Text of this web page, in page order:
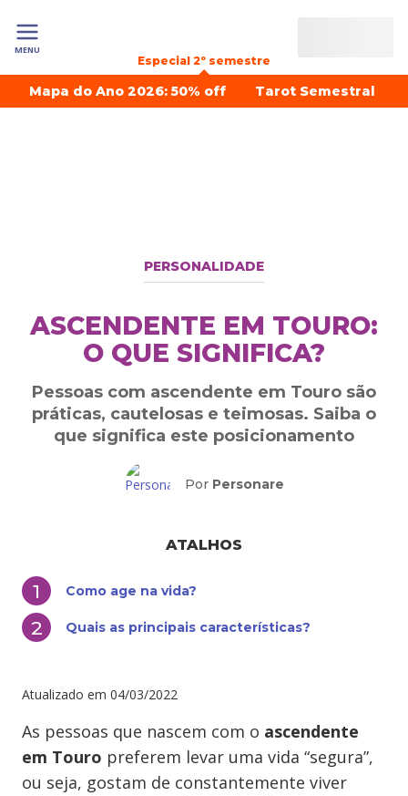
MENU
Especial 2º semestre
Mapa do Ano 2026: 50% off Tarot Semestral
PERSONALIDADE
ASCENDENTE EM TOURO:
O QUE SIGNIFICA?
Pessoas com ascendente em Touro são
práticas, cautelosas e teimosas. Saiba o
que significa este posicionamento
Por Personare
ATALHOS
Como age na vida?
Quais as principais características?
Atualizado em 04/03/2022
As pessoas que nascem com o ascendente
em Touro preferem levar uma vida “segura”,
ou seja, gostam de constantemente viver